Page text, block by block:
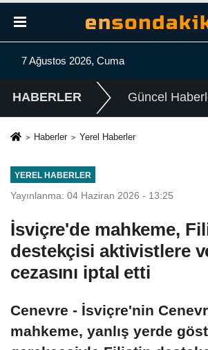
7 Ağustos 2026, Cuma
HABERLER Güncel
Haberler Yerel Haberler
YEREL HABERLER
Yayınlanma: 04 Haziran 2026 - 13:25
İsviçre'de mahkeme,
destekçisi aktivistlere
cezasını iptal etti
Cenevre - İsviçre'nin
mahkeme, yanlış yerde